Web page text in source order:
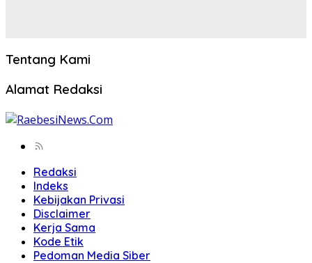
Tentang Kami
Alamat Redaksi
Redaksi
Indeks
Kebijakan Privasi
Disclaimer
Kerja Sama
Kode Etik
Pedoman Media Siber